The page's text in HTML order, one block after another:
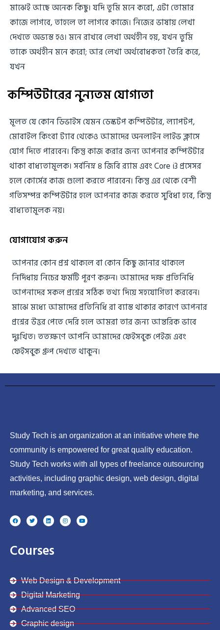
মাঝেই আছে অনেক কিছু। যদি তুমি মনে করো, এটা তোমার
কাজে লাগবে, তাহলে তা লাগবে কাজে। নিজের ভাষায় লেখা
দেখতে অভ্যস্ত হও। মনে রাখবে লেখা অর্থহীন হয়, যখন তুমি
তাকে অর্থহীন মনে করো; আর লেখা অর্থবোধকতা তৈরি করে,
যখন
কম্পিউটারের নুন্যতম যোগ্যতা
মূলত যে কোন ডিভাইস যেমন ডেস্কটপ কম্পিউটার, ল্যাপটপ,
মোবাইল কিংবা ট্যাব থেকেও আমাদের অনলাইন লাইভ ক্লাসে
যোগ দিতে পারবেন। কিন্তু কাজ করার জন্য আপনার কম্পিউটার
থাকা বাধ্যতামূলক। সর্বনিম্ন ৪ জিবি র‍্যাম এবং Core i3 প্রসেসর
হলে কোর্সের কাজ গুলো করতে পারবেন। কিন্তু এর থেকে বেশী
গতিসম্পন্ন কম্পিউটার হলে আপনার কাজ করতে সুবিধা হবে, কিন্তু
বাধ্যতামূলক নয়।
যোগাযোগ করুন
আপনার কোন প্রশ্ন থাকলে বা কোন কিছু জানার থাকলে
নির্দিধায় নিচের ফর্মটি পূরণ করুন। আমাদের দক্ষ প্রতিনিধি
আপনাদের সকল প্রশ্নের সঠিক তথ্য দিয়ে সহযোগিতা করবেন।
মাঝে মধ্যে আমাদের প্রতিনিধি রা ব্যাস্ত থাকার কারণে আপনার
প্রশ্নের উত্তর পেতে দেরি হলে আমরা তার জন্য আন্তরিক ভাবে
দুঃখিত। ততক্ষণে আপনি আমাদের ফেইসবুক পেইজ এবং
ফেইসবুক গ্রুপ দেখতে থাকুন।
Study Tech is an organization at an initiative where the
community is empowered for great quality education.
Study Tech works with all types of freelance outsourcing
activities, including graphic design, web design, digital
marketing, and services.
F
a
c
o
k
T
w
i
r
L
i
n
i
n
I
n
s
Y
o
u
Courses
Web Design & Development
Digital Marketing
Advanced SEO
Graphic design